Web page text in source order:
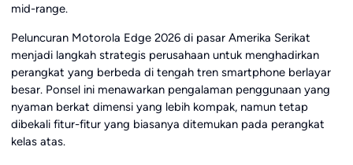
mid-range.
Peluncuran Motorola Edge 2026 di pasar Amerika Serikat
menjadi langkah strategis perusahaan untuk menghadirkan
perangkat yang berbeda di tengah tren smartphone berlayar
besar. Ponsel ini menawarkan pengalaman penggunaan yang
nyaman berkat dimensi yang lebih kompak, namun tetap
dibekali fitur-fitur yang biasanya ditemukan pada perangkat
kelas atas.